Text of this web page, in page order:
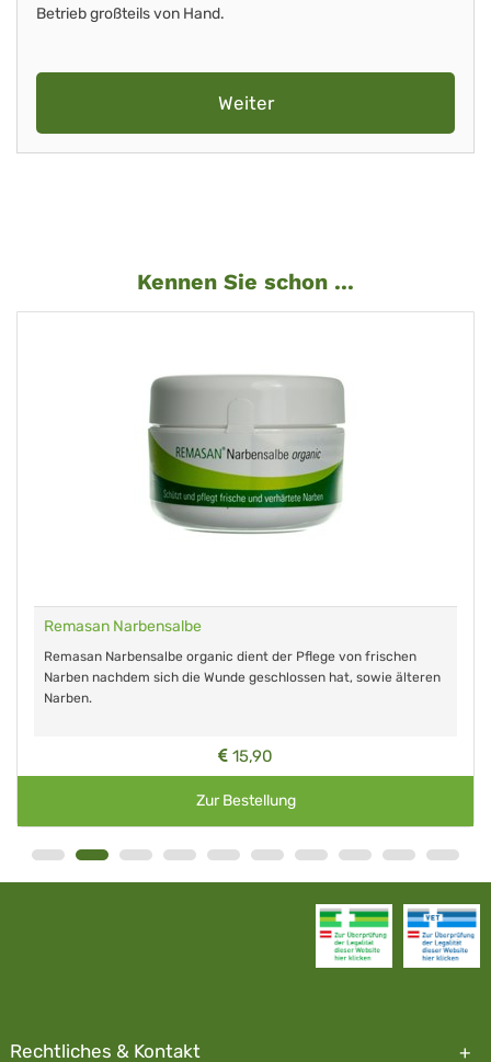
Betrieb großteils von Hand.
Weiter
Kennen Sie schon ...
Remasan Narbensalbe
Remasan Narbensalbe organic dient der Pflege von frischen
Narben nachdem sich die Wunde geschlossen hat, sowie älteren
Narben.
15,90
Zur Bestellung
Rechtliches & Kontakt